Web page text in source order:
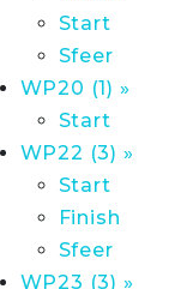
Start
Sfeer
WP20 (1) »
Start
WP22 (3) »
Start
Finish
Sfeer
WP23 (3) »